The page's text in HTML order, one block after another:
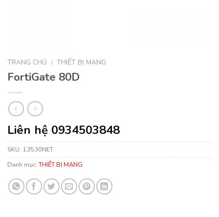
TRANG CHỦ / THIẾT BỊ MẠNG
FortiGate 80D
Liên hệ 0934503848
SKU: 13530NET
Danh mục:THIẾT BỊ MẠNG